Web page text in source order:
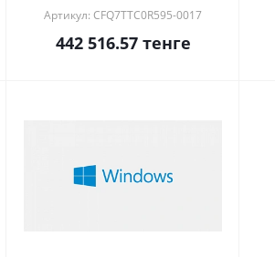
Артикул: CFQ7TTC0R595-0017
442 516.57тенге